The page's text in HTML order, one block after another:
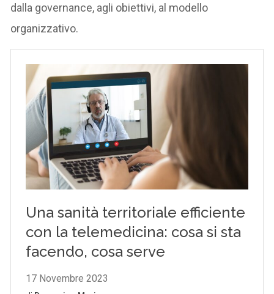
dalla governance, agli obiettivi, al modello
organizzativo.